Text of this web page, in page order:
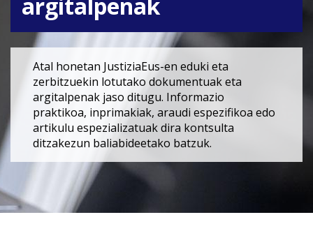
Atal honetan JustiziaEus-en eduki eta
zerbitzuekin lotutako dokumentuak eta
argitalpenak jaso ditugu. Informazio
praktikoa, inprimakiak, araudi espezifikoa edo
artikulu espezializatuak dira kontsulta
ditzakezun baliabideetako batzuk.